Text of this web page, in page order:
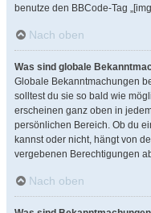
benutze den BBCode-Tag
Nach oben
Was sind globale
Globale Bekanntmachungen
solltest du sie so bald wie
erscheinen ganz oben in
persönlichen Bereich. Ob du
kannst oder nicht, hängt von
vergebenen Berechtigungen
Nach oben